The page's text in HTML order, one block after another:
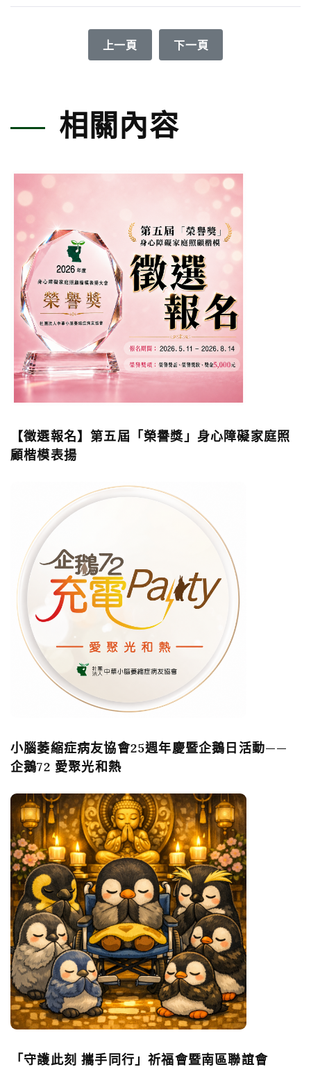
上一篇文章: 「守護此刻 攜手同行」祈
上一頁 下一篇文章: 2025國際身
下一頁
相關內容
【徵選報名】第五屆「榮譽獎」身心障礙家庭照
顧楷模表揚
小腦萎縮症病友協會25週年慶暨企鵝日活動——
企鵝72 愛聚光和熱
「守護此刻 攜手同行」祈福會暨南區聯誼會